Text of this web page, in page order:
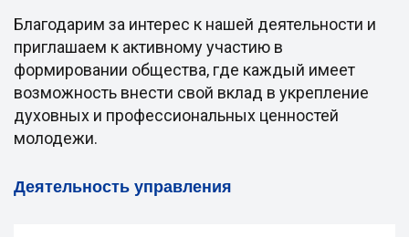
Благодарим за интерес к нашей деятельности и
приглашаем к активному участию в
формировании общества, где каждый имеет
возможность внести свой вклад в укрепление
духовных и профессиональных ценностей
молодежи.
Деятельность управления